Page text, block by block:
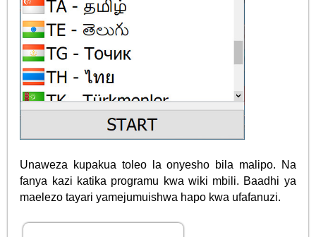
Unaweza kupakua toleo la onyesho bila malipo. Na
fanya kazi katika programu kwa wiki mbili. Baadhi ya
maelezo tayari yamejumuishwa hapo kwa ufafanuzi.